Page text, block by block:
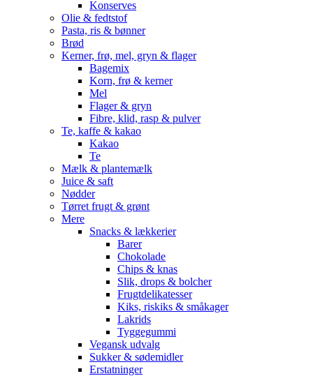
Konserves
Olie & fedtstof
Pasta, ris & bønner
Brød
Kerner, frø, mel, gryn & flager
Bagemix
Korn, frø & kerner
Mel
Flager & gryn
Fibre, klid, rasp & pulver
Te, kaffe & kakao
Kakao
Te
Mælk & plantemælk
Juice & saft
Nødder
Tørret frugt & grønt
Mere
Snacks & lækkerier
Barer
Chokolade
Chips & knas
Slik, drops & bolcher
Frugtdelikatesser
Kiks, riskiks & småkager
Lakrids
Tyggegummi
Vegansk udvalg
Sukker & sødemidler
Erstatninger